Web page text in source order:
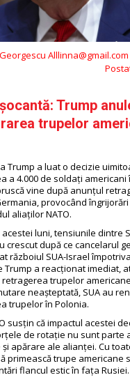
Alllinna@gmail.com
Trump
trupelor
Trump a luat o decizie
a 4.000 de soldați americani
vine după anunțul
provocând
aliaților NATO.
luni, tensiunile dintre
crescut după ce cancelarul
războiul SUA-Israel
Trump a reacționat imediat,
trupelor
neașteptată, SUA au
trupelor în Polonia.
susțin că impactul acestei
de rotație nu sunt parte
apărare ale alianței. Cu
primească trupe americane
flancul estic în fața Rusiei.